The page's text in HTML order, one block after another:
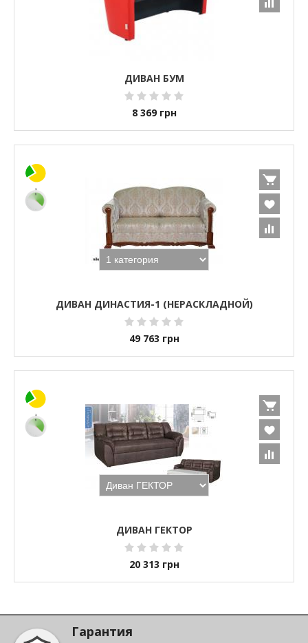
ДИВАН БУМ
8 369 грн
ДИВАН ДИНАСТИЯ-1 (НЕРАСКЛАДНОЙ)
49 763 грн
ДИВАН ГЕКТОР
20 313 грн
Гарантия